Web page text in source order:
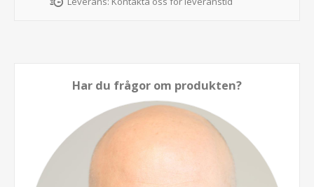
Har du frågor om produkten?